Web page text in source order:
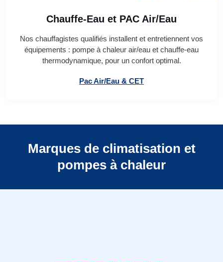
Chauffe-Eau et PAC Air/Eau
Nos chauffagistes qualifiés installent et entretiennent vos
équipements : pompe à chaleur air/eau et chauffe-eau
thermodynamique, pour un confort optimal.
Pac Air/Eau & CET
Marques de climatisation et
pompes à chaleur